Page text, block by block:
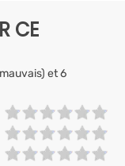
CE
et 6